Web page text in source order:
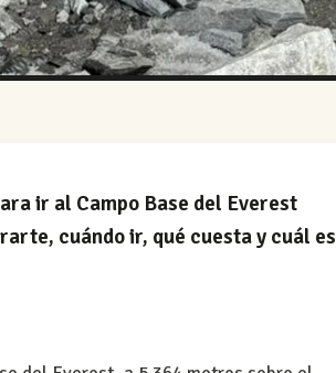
ir al Campo Base del Everest
cuándo ir, qué cuesta y cuál es